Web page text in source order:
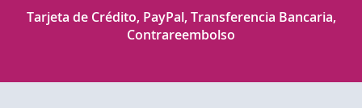
Tarjeta de Crédito, PayPal, Transferencia Bancaria,
Contrareembolso